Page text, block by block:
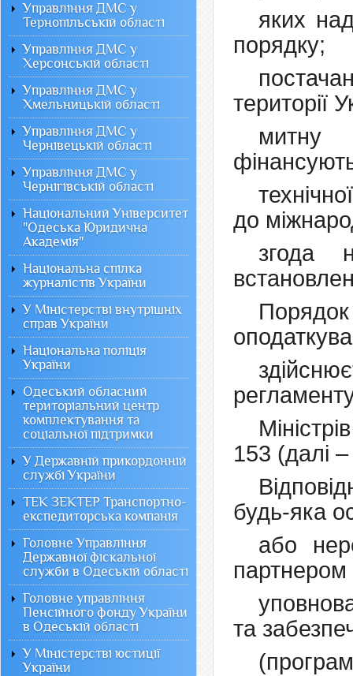
яких
порядку;
території
митну
до
згода
153 (далі
будь-яка
або
партнером
та
Управління ДМС у
Тернопільській області
Управління ДМС у
Херсонській області
Управління ДМС у
Хмельницькій області
Управління ДМС у
Чернівецькій області
Управління ДМС у
Чернігівській області
Національний Університет
"Одеська Юридична
Академія"
Національна спілка
журналістів України
У Міністерстві внутрішніх
справ України
Національна поліція
України
Одеський обласний
територіальний центр
комплектування та
соціальної підтримки
У Державній прикордонній
службі України
ТЕК ЗЕКТЕР Транспортно-
експедиторська компанія
Головне Управління
Державної фіскальної
служби в Одеській області
Головне управління
Пенсійного фонду України
в Одеській області
У Міністерстві юстиції
України